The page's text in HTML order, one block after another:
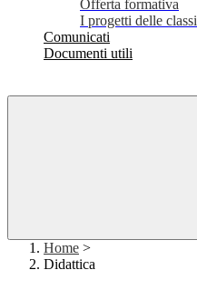
Offerta formativa
I progetti delle classi
Comunicati
Documenti utili
Home >
Didattica